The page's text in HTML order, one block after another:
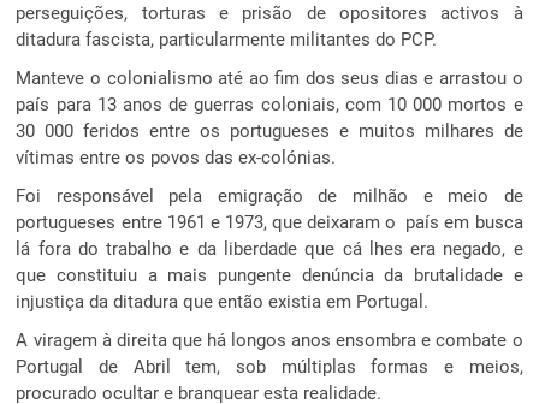
perseguições, torturas e prisão de opositores activos à
ditadura fascista, particularmente militantes do PCP.
Manteve o colonialismo até ao fim dos seus dias e arrastou o
país para 13 anos de guerras coloniais, com 10 000 mortos e
30 000 feridos entre os portugueses e muitos milhares de
vítimas entre os povos das ex-colónias.
Foi responsável pela emigração de milhão e meio de
portugueses entre 1961 e 1973, que deixaram o país em busca
lá fora do trabalho e da liberdade que cá lhes era negado, e
que constituiu a mais pungente denúncia da brutalidade e
injustiça da ditadura que então existia em Portugal.
A viragem à direita que há longos anos ensombra e combate o
Portugal de Abril tem, sob múltiplas formas e meios,
procurado ocultar e branquear esta realidade.